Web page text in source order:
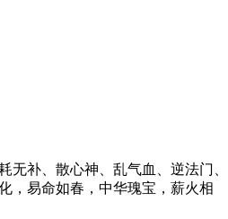
补、散心神、乱气血、逆法门、
，易命如春，中华瑰宝，薪火相